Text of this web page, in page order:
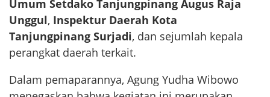
Umum Setdako Tanjungpinang Augus Raja
Unggul, Inspektur Daerah Kota
Tanjungpinang Surjadi, dan sejumlah kepala
perangkat daerah terkait.
Dalam pemaparannya, Agung Yudha Wibowo